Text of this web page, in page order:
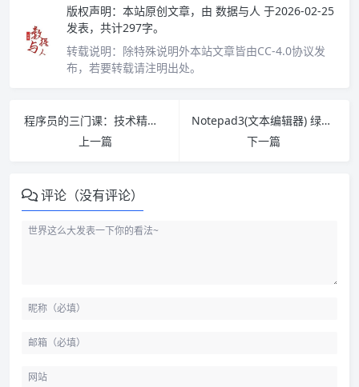
版权声明： 本站原创文章，由 数据与人 于2026-02-25
发表，共计297字。
转载说明： 除特殊说明外本站文章皆由CC-4.0协议发
布，若要转载请注明出处。
程序员的三门课：技术精进、架构修炼、管理探秘 PDF下载
上一篇
Notepad3(文本编辑器) 绿色版下载
下一篇
评论（没有评论）